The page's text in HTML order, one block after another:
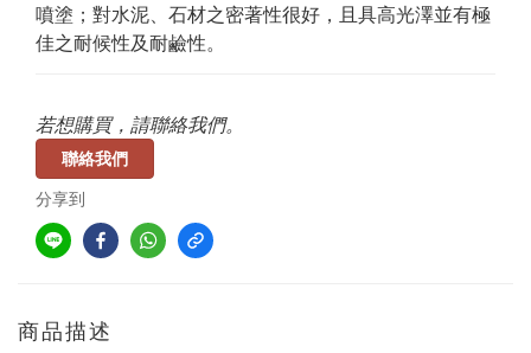
噴塗；對水泥、石材之密著性很好，且具高光澤並有極
佳之耐候性及耐鹼性。
若想購買，請聯絡我們。
聯絡我們
分享到
商品描述